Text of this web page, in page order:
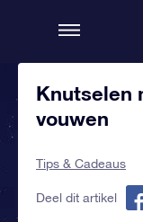
Knutselen
vouwen
Tips & Cadeaus
Deel dit artikel